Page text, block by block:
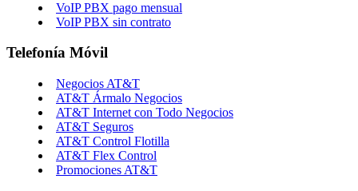
VoIP PBX pago mensual
VoIP PBX sin contrato
Telefonía Móvil
Negocios AT&T
AT&T Ármalo Negocios
AT&T Internet con Todo Negocios
AT&T Seguros
AT&T Control Flotilla
AT&T Flex Control
Promociones AT&T